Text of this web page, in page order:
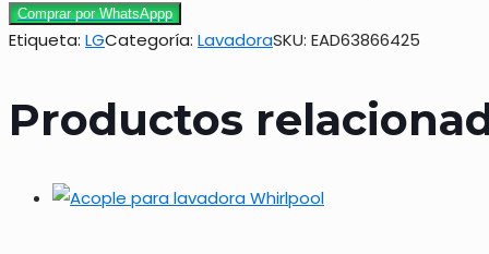
Comprar por WhatsAppp
Etiqueta: LGCategoría: LavadoraSKU: EAD63866425
Productos